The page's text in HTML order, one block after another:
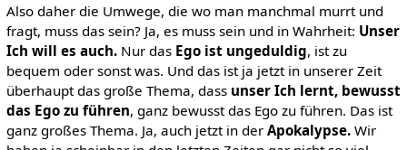
Also daher die Umwege, die wo man manchmal murrt und
fragt, muss das sein? Ja, es muss sein und in Wahrheit: Unser
Ich will es auch.Nur das Ego ist ungeduldig, ist zu
bequem oder sonst was. Und das ist ja jetzt in unserer Zeit
überhaupt das große Thema, dass unser Ich lernt, bewusst
das Ego zu führen, ganz bewusst das Ego zu führen. Das ist
ganz großes Thema. Ja, auch jetzt in der Apokalypse.Wir